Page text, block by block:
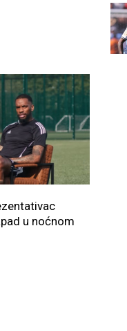
u noćnom